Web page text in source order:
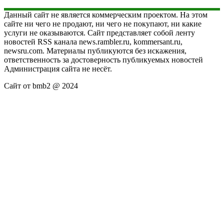
Данный сайт не является коммерческим проектом. На этом
сайте ни чего не продают, ни чего не покупают, ни какие
услуги не оказываются. Сайт представляет собой ленту
новостей RSS канала news.rambler.ru, kommersant.ru,
newsru.com. Материалы публикуются без искажения,
ответственность за достоверность публикуемых новостей
Администрация сайта не несёт.
Сайт от bmb2 @ 2024